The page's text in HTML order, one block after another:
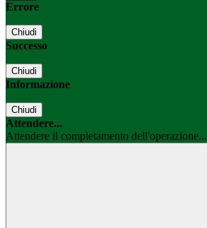
Errore
Chiudi
Successo
Chiudi
Informazione
Chiudi
Attendere...
Attendere il completamento dell'operazione...